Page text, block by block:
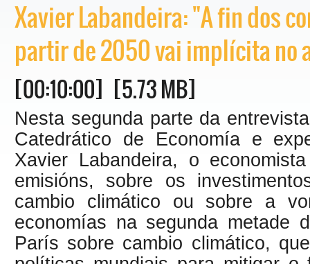
Xavier Labandeira: "A fin dos
partir de 2050 vai implícita no
[00:10:00] [5.73 MB]
Nesta segunda parte da
Catedrático de Economía e
Xavier Labandeira, o
emisións, sobre os
cambio climático ou sobre a
economías na segunda metade
París sobre cambio climático,